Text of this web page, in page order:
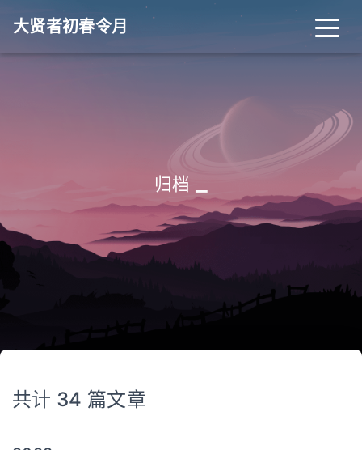
大贤者初春令月
归档
共计 34 篇文章